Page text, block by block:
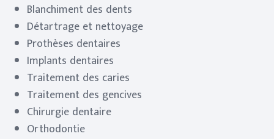
Blanchiment des dents
Détartrage et nettoyage
Prothèses dentaires
Implants dentaires
Traitement des caries
Traitement des gencives
Chirurgie dentaire
Orthodontie